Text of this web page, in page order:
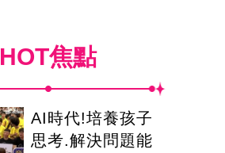
HOT焦點
AI時代!培養孩子
思考.解決問題能